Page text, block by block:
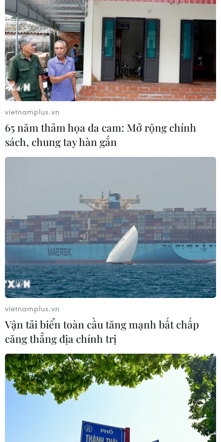
TIN CÙNG CHUYÊN MỤC
Người từng là luật sư riêng của Tổng
thống Trump trở thành Bộ trưởng Tư
pháp Mỹ
08/08/2026 23:28
Thượng viện Mỹ thông qua luật ngân
sách tránh nguy cơ chính phủ đóng
vietnamplus.vn
65 năm thảm họa da cam: Mở rộng chính
sách, chung tay hàn gắn
vietnamplus.vn
Vận tải biển toàn cầu tăng mạnh bất chấp
căng thẳng địa chính trị